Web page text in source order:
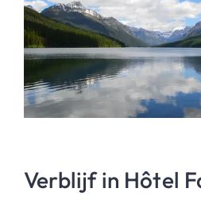
Verblijf in Hôtel